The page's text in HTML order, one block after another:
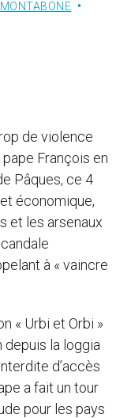
de violence
pape François en
Pâques, ce 4
économique,
et les arsenaux
à « vaincre
« Urbi et Orbi »
depuis la loggia
d’accès
a fait un tour
pour les pays